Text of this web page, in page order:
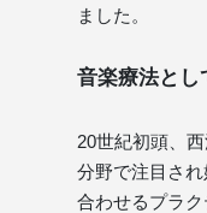
ました。
音楽療法とし
20世紀初頭、
分野で注目さ
合わせるプラ